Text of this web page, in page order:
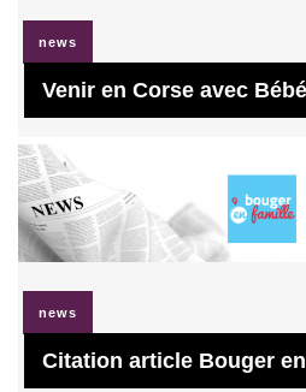
news
Venir en Corse avec Bébé
news
Citation article Bouger